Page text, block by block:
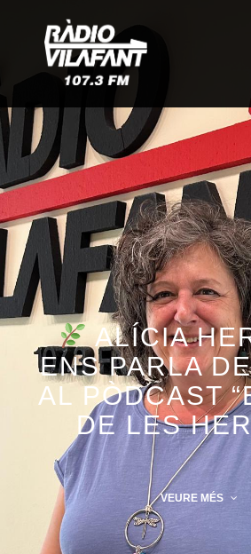
ALÍCIA
ENS PARLA
AL PÒDCAST
DE LES
VEURE MÉS